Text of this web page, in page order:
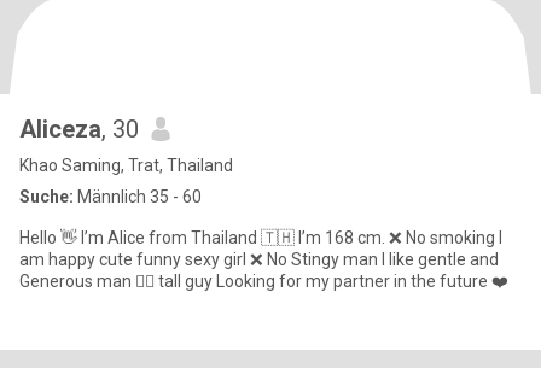
Aliceza, 30
Khao Saming, Trat, Thailand
Suche: Männlich 35 - 60
Hello 👋 I’m Alice from Thailand 🇹🇭 I’m 168 cm. ❌ No smoking I
am happy cute funny sexy girl ❌ No Stingy man I like gentle and
Generous man 🧍‍♂️ tall guy Looking for my partner in the future ❤️